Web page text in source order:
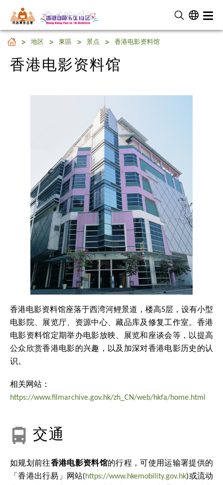
民 政 事 务 总 署
香港电影资料馆
地区 東區 景点 香港电影资料馆
香港电影资料馆
香港电影资料馆座落于西湾河鲤景道，楼高5层，设有小型
电影院、展览厅、资源中心、藏品库及修复工作室。香港
电影资料馆定期举办电影放映、展览和座谈会等，以提高
公众欣赏香港电影的兴趣，以及加深对香港电影历史的认
识。
相关网站：
https://www.filmarchive.gov.hk/zh_CN/web/hkfa/home.html
交通
如规划前往香港电影资料馆的行程，可使用运输署提供的
「香港出行易」网站(https://www.hkemobility.gov.hk)或流动